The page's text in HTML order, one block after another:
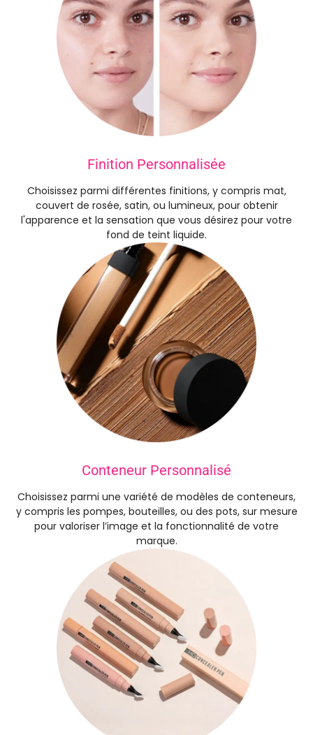
Finition Personnalisée
Choisissez parmi différentes finitions, y compris mat,
couvert de rosée, satin, ou lumineux, pour obtenir
l'apparence et la sensation que vous désirez pour votre
fond de teint liquide.
Conteneur Personnalisé
Choisissez parmi une variété de modèles de conteneurs,
y compris les pompes, bouteilles, ou des pots, sur mesure
pour valoriser l’image et la fonctionnalité de votre
marque.